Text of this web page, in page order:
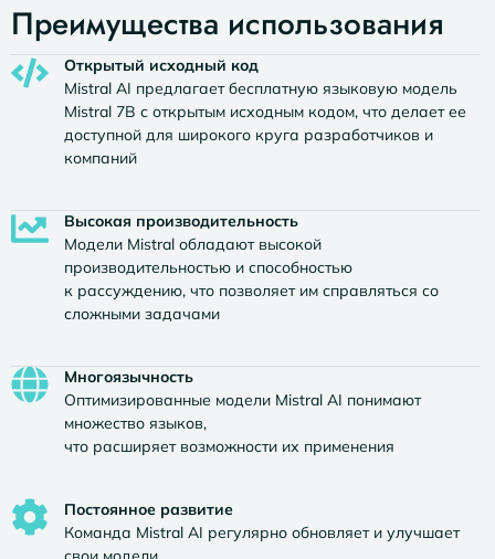
Преимущества использования
Открытый исходный код
Mistral AI предлагает бесплатную языковую модель
Mistral 7B с открытым исходным кодом, что делает ее
доступной для широкого круга разработчиков и
компаний
Высокая производительность
Модели Mistral обладают высокой
производительностью и способностью
к рассуждению, что позволяет им справляться со
сложными задачами
Многоязычность
Оптимизированные модели Mistral AI понимают
множество языков,
что расширяет возможности их применения
Постоянное развитие
Команда Mistral AI регулярно обновляет и улучшает